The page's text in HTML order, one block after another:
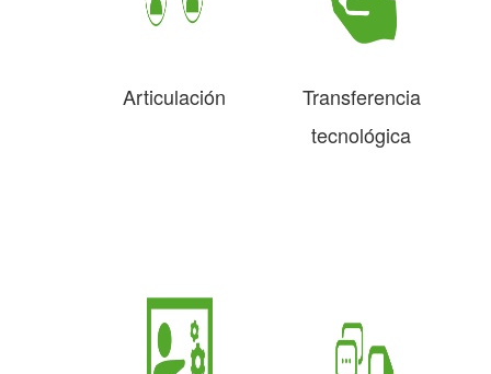
Articulación
Transferencia
tecnológica